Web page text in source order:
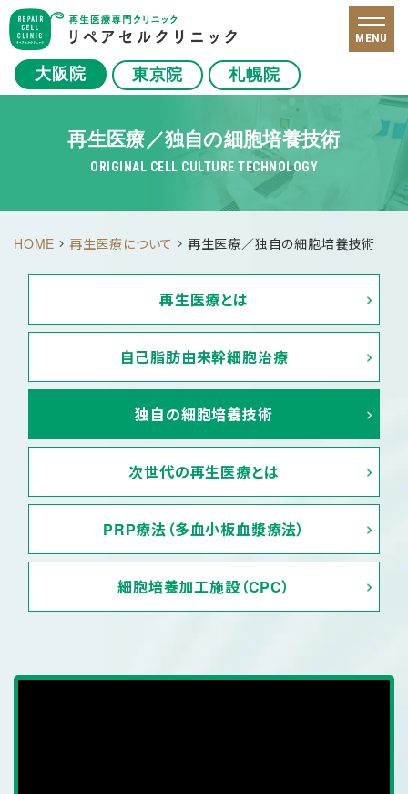
大阪院 東京院 札幌院
MENU
再生医療／独自の細胞培養技術
ORIGINAL CELL CULTURE TECHNOLOGY
HOME 再生医療について 再生医療／独自の細胞培養技術
再生医療とは
自己脂肪由来幹細胞治療
独自の細胞培養技術
次世代の再生医療とは
PRP療法（多血小板血漿療法）
細胞培養加工施設（CPC）